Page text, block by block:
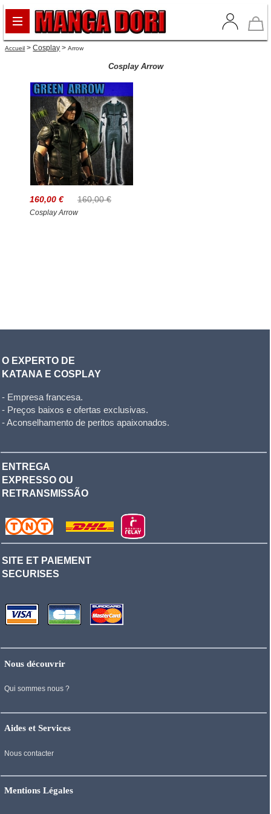
Accueil >Cosplay >Arrow
Cosplay Arrow
160,00 € 160,00 €
Cosplay Arrow
O EXPERTO DE
KATANA E COSPLAY
- Empresa francesa.
- Preços baixos e ofertas exclusivas.
- Aconselhamento de peritos apaixonados.
ENTREGA
EXPRESSO OU
RETRANSMISSÃO
SITE ET PAIEMENT
SECURISES
Nous découvrir
Qui sommes nous ?
Aides et Services
Nous contacter
Mentions Légales